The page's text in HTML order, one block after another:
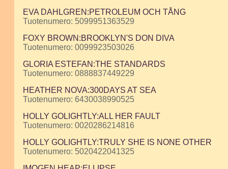
EVA DAHLGREN:PETROLEUM OCH TÅNG
Tuotenumero: 5099951363529
FOXY BROWN:BROOKLYN'S DON DIVA
Tuotenumero: 0099923503026
GLORIA ESTEFAN:THE STANDARDS
Tuotenumero: 0888837449229
HEATHER NOVA:300DAYS AT SEA
Tuotenumero: 6430038990525
HOLLY GOLIGHTLY:ALL HER FAULT
Tuotenumero: 0020286214816
HOLLY GOLIGHTLY:TRULY SHE IS NONE OTHER
Tuotenumero: 5020422041325